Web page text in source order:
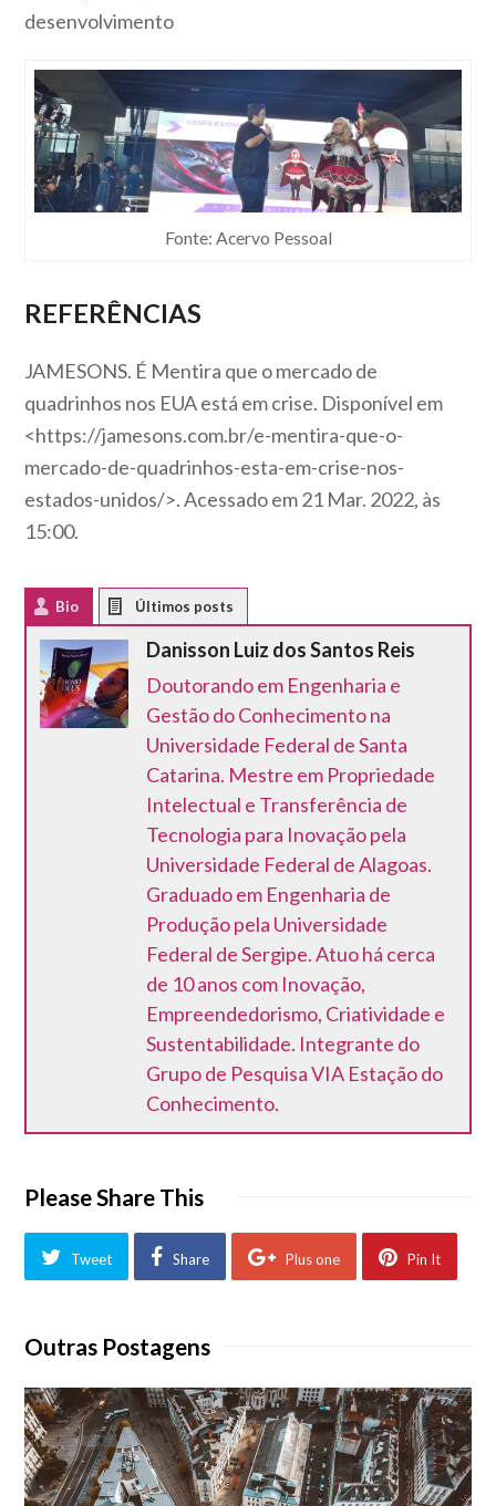
desenvolvimento
Fonte: Acervo Pessoal
REFERÊNCIAS
JAMESONS. É Mentira que o mercado de
quadrinhos nos EUA está em crise. Disponível em
<https://jamesons.com.br/e-mentira-que-o-
mercado-de-quadrinhos-esta-em-crise-nos-
estados-unidos/>. Acessado em 21 Mar. 2022, às
15:00.
Bio
Danisson Luiz dos Santos Reis
Doutorando em Engenharia e
Gestão do Conhecimento na
Universidade Federal de Santa
Catarina. Mestre em Propriedade
Intelectual e Transferência de
Tecnologia para Inovação pela
Universidade Federal de Alagoas.
Graduado em Engenharia de
Produção pela Universidade
Federal de Sergipe. Atuo há cerca
de 10 anos com Inovação,
Empreendedorismo, Criatividade e
Sustentabilidade. Integrante do
Grupo de Pesquisa VIA Estação do
Conhecimento.
Please Share This
Tweet Share Plus one Pin It
Outras Postagens